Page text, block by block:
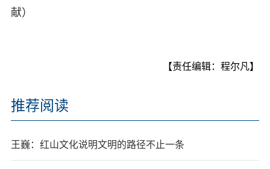
献）
【责任编辑：程尔凡】
推荐阅读
王巍：红山文化说明文明的路径不止一条